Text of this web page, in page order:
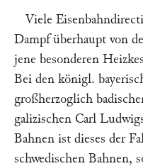
Viele
Dampf überhaupt von
jene besonderen
Bei den königl.
großherzoglich
galizischen Carl
Bahnen ist dieses der
schwedischen Bahnen,